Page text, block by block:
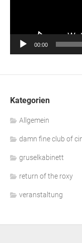
00:00
Kategorien
Allgemein
damn fine club of
gruselkabinett
return of the roxy
veranstaltung